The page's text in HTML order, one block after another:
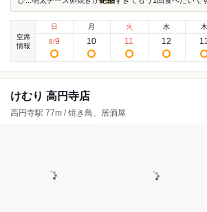
空席
情報
日
8/9
月
10
火
11
水
12
木
けむり 高円寺店
高円寺駅 77m / 焼き鳥、居酒屋